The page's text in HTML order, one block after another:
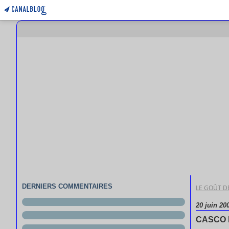
DERNIERS COMMENTAIRES LE GOÛT
20 juin
CASCO